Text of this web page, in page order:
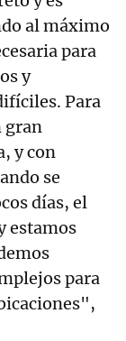
al máximo
para
y
Para
gran
y con
se
días, el
estamos
para